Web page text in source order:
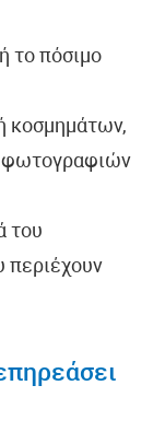
το πόσιμο
κοσμημάτων,
φωτογραφιών
του
περιέχουν